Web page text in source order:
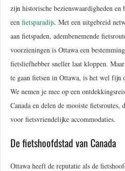
zijn historische bezienswaardigheden
een fietsparadijs. Met een uitgebreid
aan fietspaden, adembenemende
voorzieningen is Ottawa een
fietsliefhebber sneller laat kloppen.
te gaan fietsen in Ottawa, is het wel fijn
We nemen je mee op een
Canada en delen de mooiste
voor fietsvriendelijke accommodaties.
De fietshoofdstad van Canada
Ottawa heeft de reputatie als de